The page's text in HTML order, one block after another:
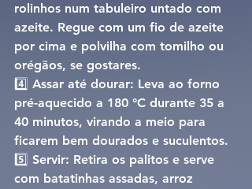
rolinhos num tabuleiro untado com
azeite. Regue com um fio de azeite
por cima e polvilha com tomilho ou
orégãos, se gostares.
4️⃣ Assar até dourar: Leva ao forno
pré-aquecido a 180 °C durante 35 a
40 minutos, virando a meio para
ficarem bem dourados e suculentos.
5️⃣ Servir: Retira os palitos e serve
com batatinhas assadas, arroz